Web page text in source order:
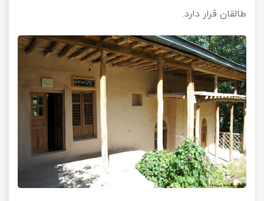
طالقان قرار دارد.